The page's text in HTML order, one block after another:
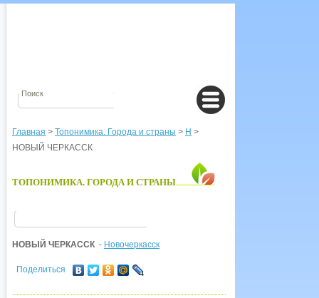
Главная > Топонимика. Города и страны > Н >
НОВЫЙ ЧЕРКАССК
ТОПОНИМИКА. ГОРОДА И СТРАНЫ
НОВЫЙ ЧЕРКАССК - Новочеркасск
Поделиться